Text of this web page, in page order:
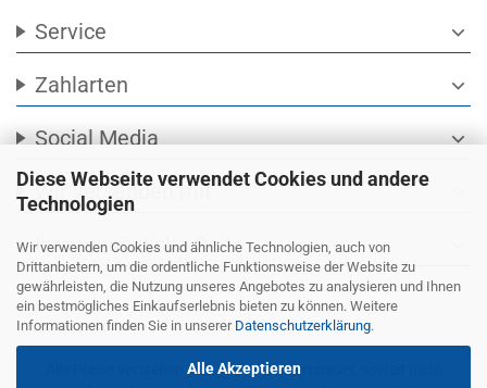
Diese Webseite verwendet Cookies und andere
Technologien
Wir verwenden Cookies und ähnliche Technologien, auch von
Drittanbietern, um die ordentliche Funktionsweise der Website zu
gewährleisten, die Nutzung unseres Angebotes zu analysieren und Ihnen
ein bestmögliches Einkaufserlebnis bieten zu können. Weitere
Informationen finden Sie in unserer Datenschutzerklärung.
Alle Akzeptieren
Service expand_more
Zahlarten expand_more
Social Media expand_more
Wir versenden mit
Ihre persönliche Seite
Alle Preise verstehen sich inkl. Mehrwertsteuer, soweit nicht